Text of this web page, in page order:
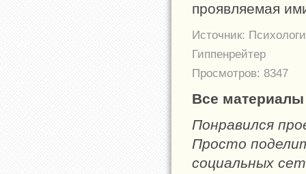
проявляемая
Источник:
Гиппенрейтер
Просмотров: 8347
Все материалы
Понравился
Просто
социальных